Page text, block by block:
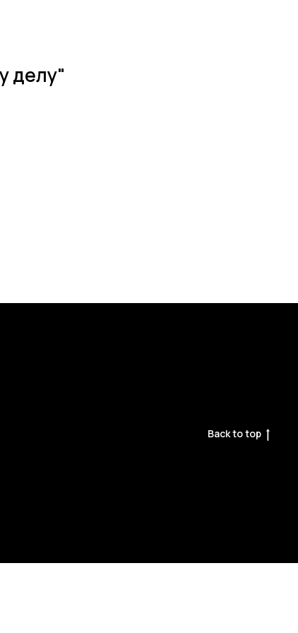
делу"
Back to top